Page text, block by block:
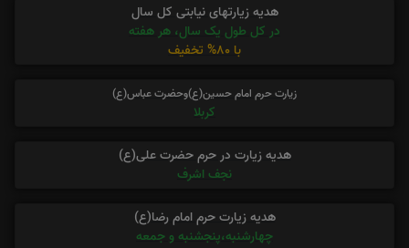
هدیه زیارتهای نیابتی کل سال
در کل طول یک سال، هر هفته
با 80% تخفیف
زیارت حرم امام حسین(ع)وحضرت عباس(ع)
کربلا
هدیه زیارت در حرم حضرت علی(ع)
نجف اشرف
هدیه زیارت حرم امام رضا(ع)
چهارشنبه،پنجشنبه و جمعه